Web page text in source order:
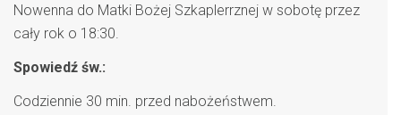
Nowenna do Matki Bożej Szkaplerrznej w sobotę przez
cały rok o 18:30.
Spowiedź św.:
Codziennie 30 min. przed nabożeństwem.